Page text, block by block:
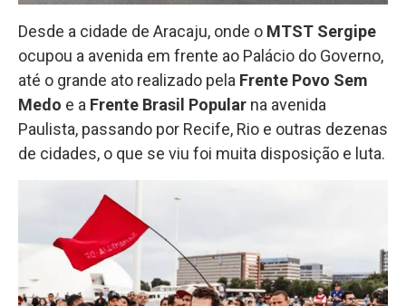
Desde a cidade de Aracaju, onde o MTST Sergipe
ocupou a avenida em frente ao Palácio do Governo,
até o grande ato realizado pela Frente Povo Sem
Medo e a Frente Brasil Popular na avenida
Paulista, passando por Recife, Rio e outras dezenas
de cidades, o que se viu foi muita disposição e luta.